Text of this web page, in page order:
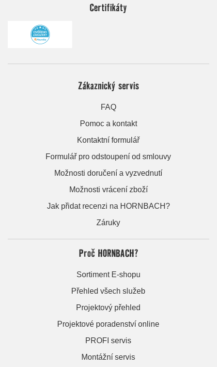
Certifikáty
Zákaznický servis
FAQ
Pomoc a kontakt
Kontaktní formulář
Formulář pro odstoupení od smlouvy
Možnosti doručení a vyzvednutí
Možnosti vrácení zboží
Jak přidat recenzi na HORNBACH?
Záruky
Proč HORNBACH?
Sortiment E-shopu
Přehled všech služeb
Projektový přehled
Projektové poradenství online
PROFI servis
Montážní servis